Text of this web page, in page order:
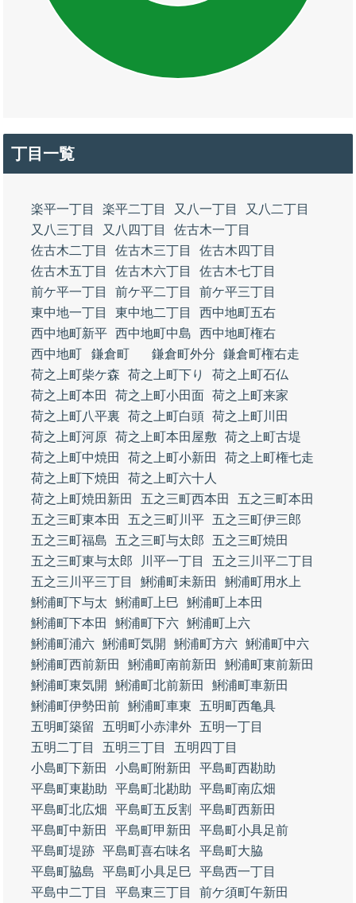
丁目一覧
楽平一丁目 楽平二丁目 又八一丁目
又八二丁目
又八三丁目
又八四丁目
佐古木一丁目
佐古木二丁目
佐古木三丁目
佐古木四丁目
佐古木五丁目
佐古木六丁目
佐古木七丁目
前ケ平一丁目
前ケ平二丁目
前ケ平三丁目
東中地一丁目
東中地二丁目
西中地町五右
西中地町新平 西中地町中島
西中地町権右
西中地町
鎌倉町 鎌倉町外分
鎌倉町権右走
荷之上町柴ケ森
荷之上町下り
荷之上町石仏
荷之上町本田
荷之上町小田面 荷之上町来家
荷之上町八平裏
荷之上町白頭 荷之上町川田
荷之上町河原 荷之上町本田屋敷
荷之上町古堤
荷之上町中焼田
荷之上町小新田
荷之上町権七走
荷之上町下焼田
荷之上町六十人
荷之上町焼田新田
五之三町西本田
五之三町本田
五之三町東本田
五之三町川平
五之三町伊三郎
五之三町福島
五之三町与太郎
五之三町焼田
五之三町東与太郎
川平一丁目
五之三川平二丁目
五之三川平三丁目
鯏浦町未新田
鯏浦町用水上
鯏浦町下与太
鯏浦町上巳
鯏浦町上本田
鯏浦町下本田
鯏浦町下六 鯏浦町上六
鯏浦町浦六 鯏浦町気開 鯏浦町方六 鯏浦町中六
鯏浦町西前新田
鯏浦町南前新田
鯏浦町東前新田
鯏浦町東気開
鯏浦町北前新田
鯏浦町車新田
鯏浦町伊勢田前 鯏浦町車東
五明町西亀具
五明町築留
五明町小赤津外
五明一丁目
五明二丁目
五明三丁目
五明四丁目
小島町下新田
小島町附新田
平島町西勘助
平島町東勘助
平島町北勘助
平島町南広畑
平島町北広畑
平島町五反割
平島町西新田
平島町中新田
平島町甲新田
平島町小具足前
平島町堤跡 平島町喜右味名
平島町大脇
平島町脇島
平島町小具足巳
平島西一丁目
平島中二丁目
平島東三丁目
前ケ須町午新田